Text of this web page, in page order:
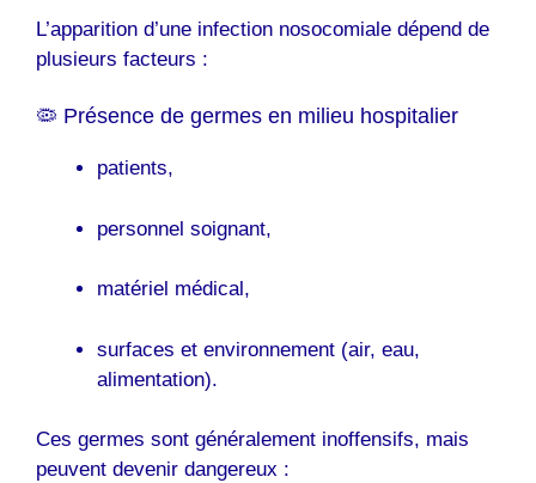
L’apparition d’une infection nosocomiale dépend de
plusieurs facteurs :
🦠 Présence de germes en milieu hospitalier
patients,
personnel soignant,
matériel médical,
surfaces et environnement (air, eau,
alimentation).
Ces germes sont généralement inoffensifs, mais
peuvent devenir dangereux :